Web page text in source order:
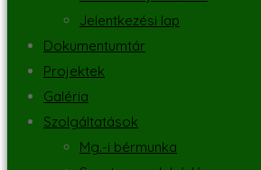
Jelentkezési lap
Dokumentumtár
Projektek
Galéria
Szolgáltatások
Mg.-i bérmunka